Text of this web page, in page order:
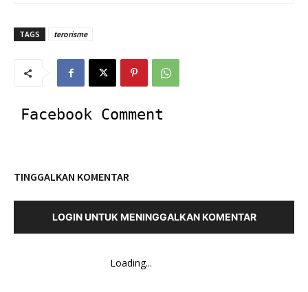
TAGS terorisme
Facebook Comment
TINGGALKAN KOMENTAR
LOGIN UNTUK MENINGGALKAN KOMENTAR
Loading...